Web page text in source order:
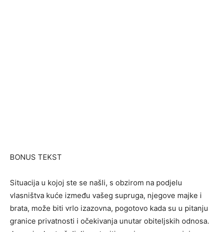
BONUS TEKST
Situacija u kojoj ste se našli, s obzirom na podjelu
vlasništva kuće između vašeg supruga, njegove majke i
brata, može biti vrlo izazovna, pogotovo kada su u pitanju
granice privatnosti i očekivanja unutar obiteljskih odnosa.